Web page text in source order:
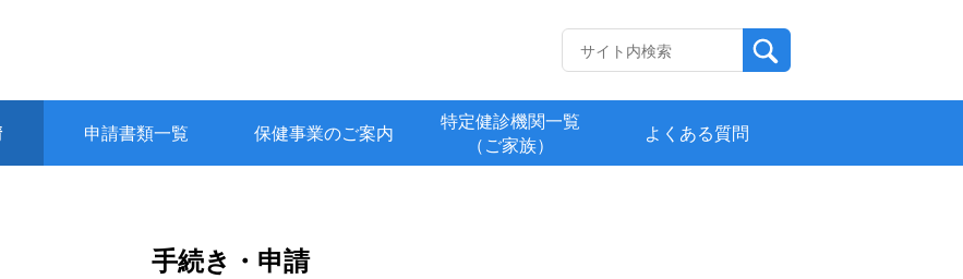
申請書類一覧 保健事業のご案内
特定健診機関一覧
（ご家族）
よくある質問
手続き・申請